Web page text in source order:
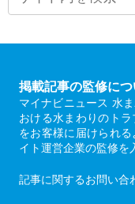
掲載記事の監修につ
マイナビニュース 水
おける水まわりのトラ
をお客様に届けられ
イト運営企業の監修を
記事に関するお問い合